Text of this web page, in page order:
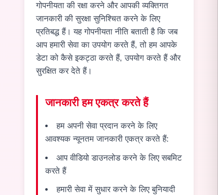
गोपनीयता की रक्षा करने और आपकी व्यक्तिगत
जानकारी की सुरक्षा सुनिश्चित करने के लिए
प्रतिबद्ध हैं। यह गोपनीयता नीति बताती है कि जब
आप हमारी सेवा का उपयोग करते हैं, तो हम आपके
डेटा को कैसे इकट्ठा करते हैं, उपयोग करते हैं और
सुरक्षित कर देते हैं।
जानकारी हम एकत्र करते हैं
हम अपनी सेवा प्रदान करने के लिए
आवश्यक न्यूनतम जानकारी एकत्र करते हैं:
आप वीडियो डाउनलोड करने के लिए सबमिट
करते हैं
हमारी सेवा में सुधार करने के लिए बुनियादी